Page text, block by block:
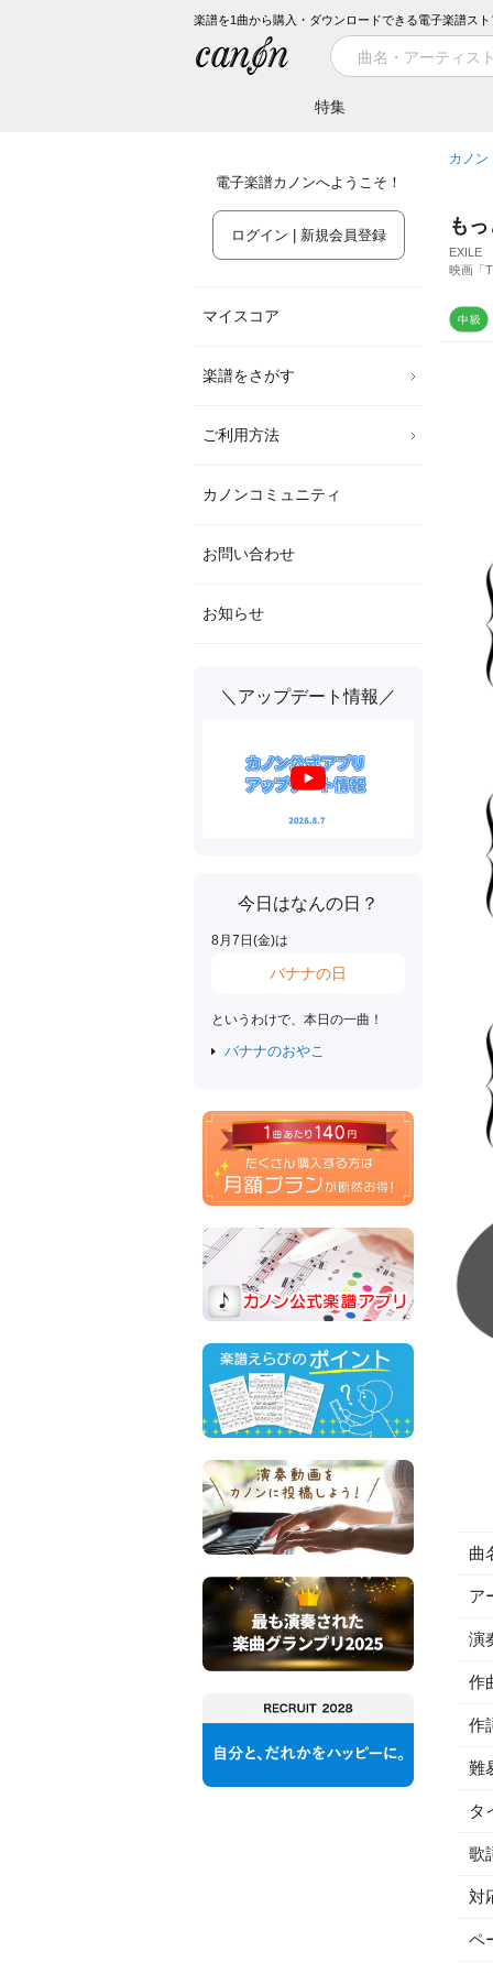
楽譜を1曲から購入・ダウンロードできる電子楽譜スト
特集
電子楽譜カノンへようこそ！
ログイン | 新規会員登録
マイスコア
楽譜をさがす
ご利用方法
カノンコミュニティ
お問い合わせ
お知らせ
＼アップデート情報／
今日はなんの日？
8月 7 日(金)は
バナナの日
というわけで、本日の一曲！
バナナのおやこ
カノン
も
EXILE
映画「
曲
ア
演
作
作
難
タ
歌
対
ペ